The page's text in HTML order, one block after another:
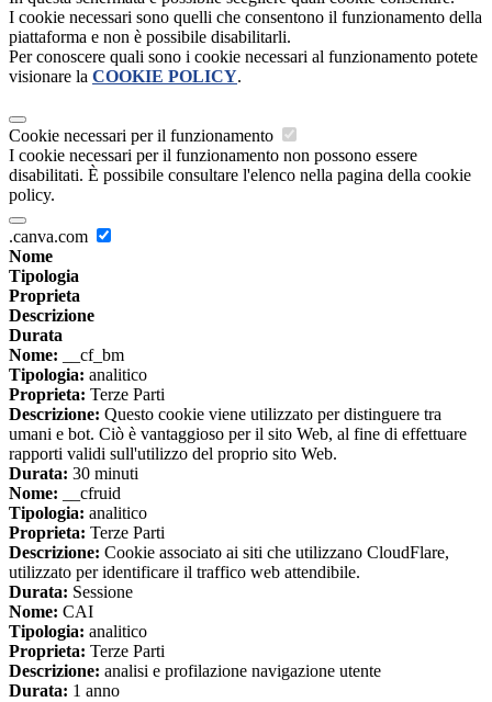
I cookie necessari sono quelli che consentono il funzionamento della
piattaforma e non è possibile disabilitarli.
Per conoscere quali sono i cookie necessari al funzionamento potete
visionare la COOKIE POLICY.
Cookie necessari per il funzionamento
I cookie necessari per il funzionamento non possono essere
disabilitati. È possibile consultare l'elenco nella pagina della cookie
policy.
.canva.com
Nome
Tipologia
Proprieta
Descrizione
Durata
Nome: __cf_bm
Tipologia: analitico
Proprieta: Terze Parti
Descrizione: Questo cookie viene utilizzato per distinguere tra
umani e bot. Ciò è vantaggioso per il sito Web, al fine di effettuare
rapporti validi sull'utilizzo del proprio sito Web.
Durata: 30 minuti
Nome: __cfruid
Tipologia: analitico
Proprieta: Terze Parti
Descrizione: Cookie associato ai siti che utilizzano CloudFlare,
utilizzato per identificare il traffico web attendibile.
Durata: Sessione
Nome: CAI
Tipologia: analitico
Proprieta: Terze Parti
Descrizione: analisi e profilazione navigazione utente
Durata: 1 anno